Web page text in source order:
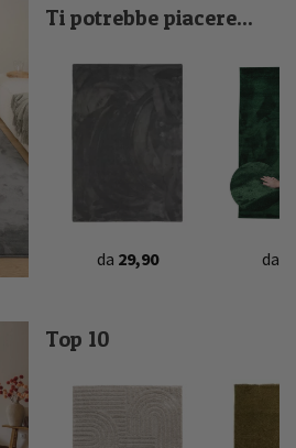
Ti potrebbe piacere...
da 29,90 da
Top 10